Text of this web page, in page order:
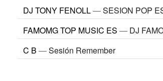
DJ TONY FENOLL—SESION POP
FAMOMG TOP MUSIC ES — DJ
C B —Sesión Remember